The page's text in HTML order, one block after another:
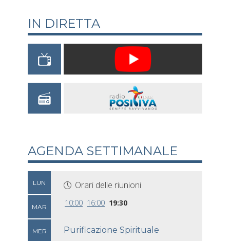
IN DIRETTA
AGENDA SETTIMANALE
LUN
MAR
MER
Orari delle riunioni
10:00 16:00 19:30
Purificazione Spirituale